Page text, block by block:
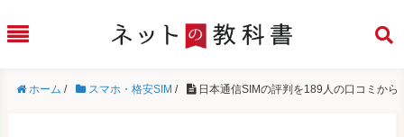
ホーム / スマホ・格安SIM / 日本通信SIMの評判を189人の口コミから